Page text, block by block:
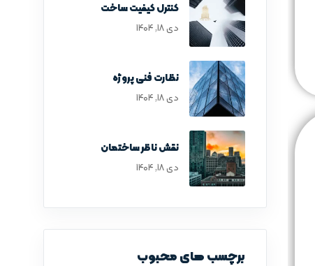
کنترل کیفیت ساخت
دی ۱۸, ۱۴۰۴
نظارت فنی پروژه
دی ۱۸, ۱۴۰۴
نقش ناظر ساختمان
دی ۱۸, ۱۴۰۴
برچسب های محبوب